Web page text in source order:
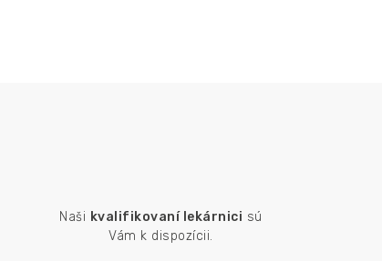
Naši kvalifikovaní lekárnici sú
Vám k dispozícii.